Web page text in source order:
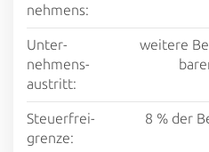
nehmens:
Unter­
nehmens­
austritt:
weitere
Steuer­frei­
grenze:
8 % der